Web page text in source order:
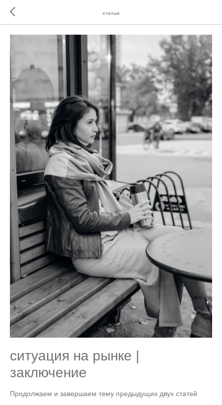
статьи
ситуация на рынке |
заключение
Продолжаем и завершаем тему предыдущих двух статей